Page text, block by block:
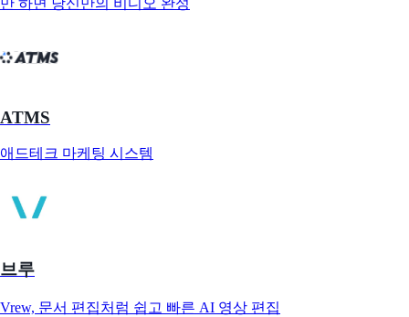
만 하면 당신만의 비디오 완성
ATMS
애드테크 마케팅 시스템
브루
Vrew, 문서 편집처럼 쉽고 빠른 AI 영상 편집